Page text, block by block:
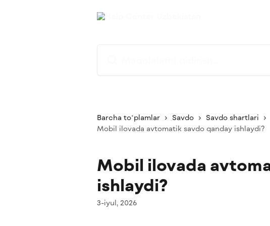
Barcha toʻplamlar Savdo Savdo shartlari
Mobil ilovada avtomatik savdo qanday ishlaydi?
Mobil ilovada
ishlaydi?
3-iyul, 2026